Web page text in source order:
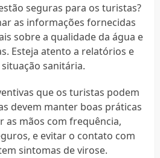
seguras para os turistas?
as informações fornecidas
sobre a qualidade da água e
Esteja atento a relatórios e
sanitária.
que os turistas podem
devem manter boas práticas
as mãos com frequência,
e evitar o contato com
sintomas de virose.